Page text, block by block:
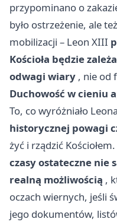
przypominano o
było ostrzeżenie, ale
mobilizacji – Leon XIII
Kościoła będzie
odwagi wiary , nie od
Duchowość w cieniu
To, co wyróżniało
historycznej powagi
żyć i rządzić
czasy ostateczne nie
realną możliwością ,
oczach wiernych, jeśli
jego dokumentów,